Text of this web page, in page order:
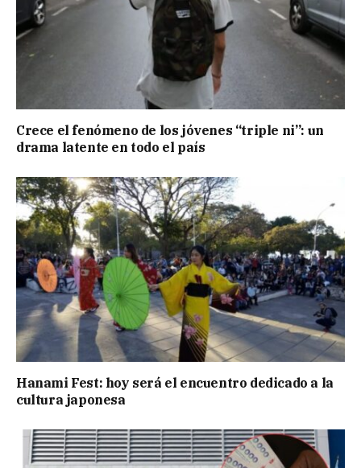
Crece el fenómeno de los jóvenes “triple ni”: un
drama latente en todo el país
Hanami Fest: hoy será el encuentro dedicado a la
cultura japonesa